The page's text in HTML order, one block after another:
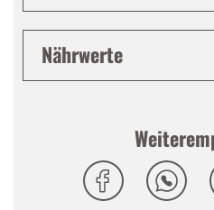
Kleiner Klopfer - die
Jahr 1997. Damals wurden
kleinen Fläschchen
den Namen verantwortlich
richtig erfolgreich wurden
2005, als der erste
Angebot aufgenommen
Nährwerte